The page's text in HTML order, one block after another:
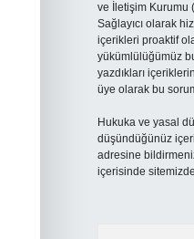
ve İletişim Kurumu
Sağlayıcı olarak
içerikleri proaktif
yükümlülüğümüz
yazdıkları
üye olarak bu
Hukuka ve yasal
düşündüğünüz
adresine
içerisinde